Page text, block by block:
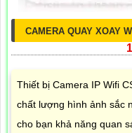
CAMERA QUAY XOAY
Thiết bị Camera IP Wifi
chất lượng hình ảnh sắc
cho bạn khả năng quan